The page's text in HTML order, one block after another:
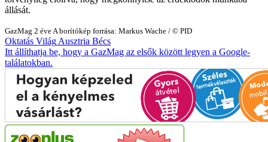
állását.
GazMag 2 éve A borítókép forrása: Markus Wache / © PID
Oktatás Világ Ausztria Bécs
Itt állíthatja be, hogy a GazMag az elsők között legyen a Google-
találatokban.